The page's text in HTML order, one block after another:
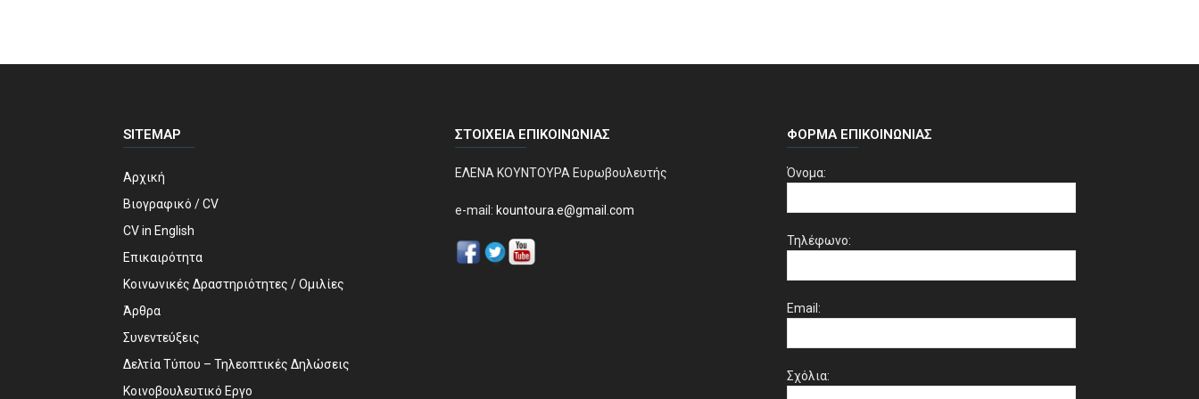
SITEMAP
Αρχική
Βιογραφικό / CV
CV in English
Επικαιρότητα
Κοινωνικές Δραστηριότητες / Ομιλίες
Άρθρα
Συνεντεύξεις
Δελτία Τύπου – Τηλεοπτικές Δηλώσεις
Κοινοβουλευτικό Εργο
ΣΤΟΙΧΕΊΑ ΕΠΙΚΟΙΝΩΝΊΑΣ
ΕΛΕΝΑ ΚΟΥΝΤΟΥΡΑ Ευρωβουλευτής
e-mail: kountoura.e@gmail.com
ΦΌΡΜΑ ΕΠΙΚΟΙΝΩΝΊΑΣ
Όνομα:
Τηλέφωνο:
Email:
Σχόλια: